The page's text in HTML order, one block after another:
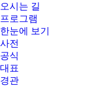
오시는 길
프로그램
한눈에 보기
사전
공식
대표
경관